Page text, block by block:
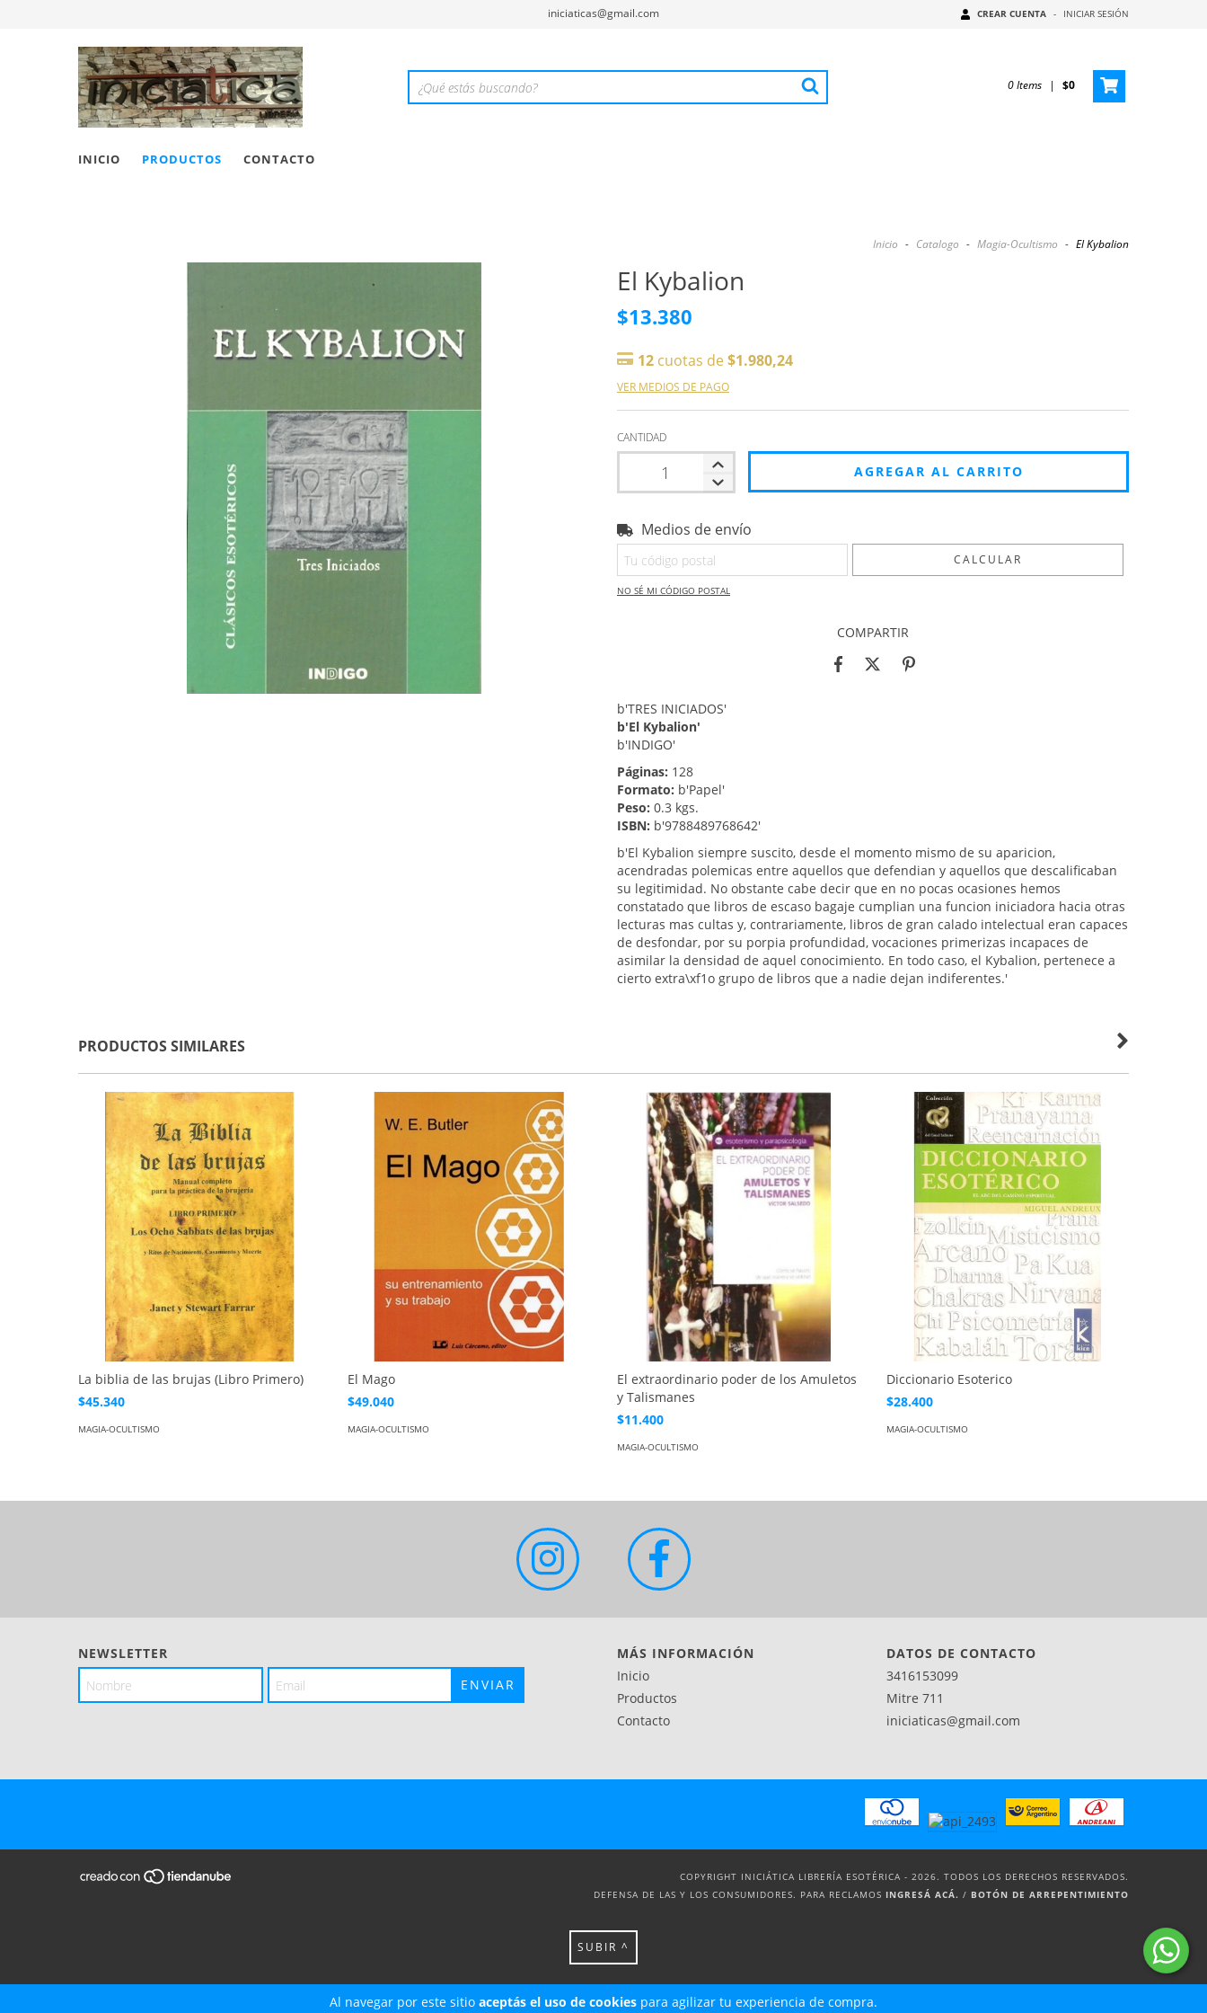
iniciaticas@gmail.com CREAR CUENTA - INICIAR SESIÓN
Al navegar por este sitio aceptás el uso de cookies para agilizar tu experiencia de compra.
0Items | $0
INICIO PRODUCTOS CONTACTO
Inicio - Catalogo - Magia-Ocultismo - El Kybalion
El Kybalion
$13.380
12 cuotas de $1.980,24
VER MEDIOS DE PAGO
CANTIDAD
Entregas para el CP:
Medios de envío
CALCULAR
NO SÉ MI CÓDIGO POSTAL
COMPARTIR
b'TRES INICIADOS'
b'El Kybalion'
b'INDIGO'
Páginas: 128
Formato: b'Papel'
Peso: 0.3 kgs.
ISBN: b'9788489768642'
b'El Kybalion siempre suscito, desde el momento mismo de su aparicion,
acendradas polemicas entre aquellos que defendian y aquellos que descalificaban
su legitimidad. No obstante cabe decir que en no pocas ocasiones hemos
constatado que libros de escaso bagaje cumplian una funcion iniciadora hacia otras
lecturas mas cultas y, contrariamente, libros de gran calado intelectual eran capaces
de desfondar, por su porpia profundidad, vocaciones primerizas incapaces de
asimilar la densidad de aquel conocimiento. En todo caso, el Kybalion, pertenece a
cierto extra\xf1o grupo de libros que a nadie dejan indiferentes.'
PRODUCTOS SIMILARES
La biblia de las brujas (Libro Primero)
$45.340
MAGIA-OCULTISMO
El Mago
$49.040
MAGIA-OCULTISMO
El extraordinario poder de los Amuletos
y Talismanes
$11.400
MAGIA-OCULTISMO
Diccionario Esoterico
$28.400
MAGIA-OCULTISMO
NEWSLETTER
MÁS INFORMACIÓN
Inicio
Productos
Contacto
DATOS DE CONTACTO
3416153099
Mitre 711
iniciaticas@gmail.com
COPYRIGHT INICIÁTICA LIBRERÍA ESOTÉRICA - 2026. TODOS LOS DERECHOS RESERVADOS.
DEFENSA DE LAS Y LOS CONSUMIDORES. PARA RECLAMOS INGRESÁ ACÁ. / BOTÓN DE ARREPENTIMIENTO
SUBIR ^